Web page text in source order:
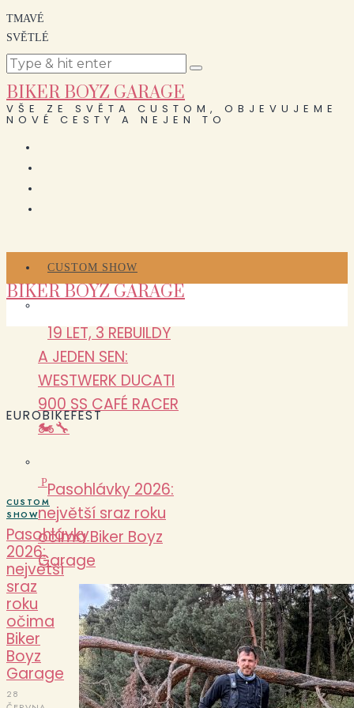
TMAVÉ
SVĚTLÉ
BIKER BOYZ GARAGE
VŠE ZE SVĚTA CUSTOM, OBJEVUJEME
NOVÉ CESTY A NEJEN TO
CUSTOM SHOW
19 LET, 3 REBUILDY
A JEDEN SEN:
WESTWERK DUCATI
900 SS CAFÉ RACER
🏍️🔧
Pasohlávky 2026:
největší sraz roku
očima Biker Boyz
Garage
BIKER BOYZ GARAGE
EUROBIKEFEST
P
CUSTOM
SHOW
Pasohlávky
2026:
největší
sraz
roku
očima
Biker
Boyz
Garage
28